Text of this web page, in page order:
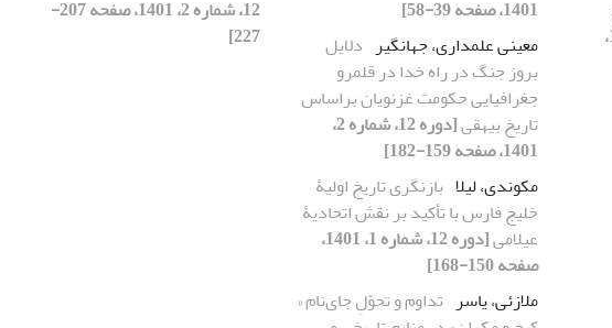
[دوره 12، شماره 2، 1401،
1401، صفحه 39-58]
معینی علمداری، جهانگیر دلایل
بروز جنگ در راه خدا در قلمرو
جغرافیایی حکومت غزنویان براساس
تاریخ بیهقی
[دوره 12، شماره 2،
1401، صفحه 159-182]
مکوندی، لیلا بازنگری تاریخ اولیۀ
خلیج فارس با تأکید بر نقش اتحادیۀ
عیلامی
[دوره 12، شماره 1، 1401،
صفحه 150-168]
ملازئی، یاسر تداوم و تحوّلِ جای‌نام «
12، شماره 2، 1401، صفحه 207-
227]